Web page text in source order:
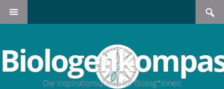
Search
for:
SKIP
Die Inspirationsquelle für Biolog*innen